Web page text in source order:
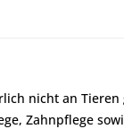
nicht an
Zahnpflege